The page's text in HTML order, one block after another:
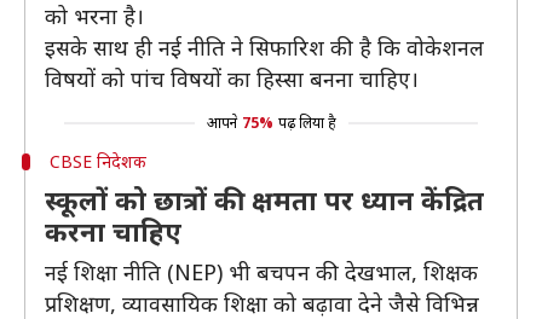
को भरना है।
इसके साथ ही नई नीति ने सिफारिश की है कि वोकेशनल
विषयों को पांच विषयों का हिस्सा बनना चाहिए।
आपने 75% पढ़ लिया है
CBSE निदेशक
स्कूलों को छात्रों की क्षमता पर ध्यान केंद्रित
करना चाहिए
नई शिक्षा नीति (NEP) भी बचपन की देखभाल, शिक्षक
प्रशिक्षण, व्यावसायिक शिक्षा को बढ़ावा देने जैसे विभिन्न